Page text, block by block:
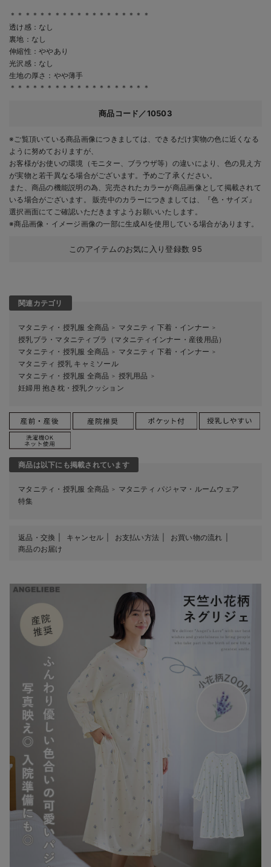
＊＊＊＊＊＊＊＊＊＊＊＊＊＊＊＊＊＊＊
透け感：なし
裏地：なし
伸縮性：ややあり
光沢感：なし
生地の厚さ：やや薄手
＊＊＊＊＊＊＊＊＊＊＊＊＊＊＊＊＊＊＊
商品コード／10503
※ご覧頂いている商品画像につきましては、できるだけ実物の色に近くなる
ように努めておりますが、
お客様がお使いの環境（モニター、ブラウザ等）の違いにより、色の見え方
が実物と若干異なる場合がございます。予めご了承ください。
また、商品の機能説明の為、完売されたカラーが商品画像として掲載されて
いる場合がございます。 販売中のカラーにつきましては、『色・サイズ』
選択画面にてご確認いただきますようお願いいたします。
※商品画像・イメージ画像の一部に生成AIを使用している場合があります。
このアイテムのお気に入り登録数 95
関連カテゴリ
マタニティ・授乳服 全商品 ＞ マタニティ 下着・インナー ＞
授乳ブラ・マタニティブラ（マタニティインナー・産後用品）
マタニティ・授乳服 全商品 ＞ マタニティ 下着・インナー ＞
マタニティ 授乳 キャミソール
マタニティ・授乳服 全商品 ＞ 授乳用品 ＞
妊婦用 抱き枕・授乳クッション
商品は以下にも掲載されています
マタニティ・授乳服 全商品 ＞
マタニティ パジャマ・ルームウェア
特集
返品・交換 キャンセル お支払い方法
お買い物の流れ
商品のお届け